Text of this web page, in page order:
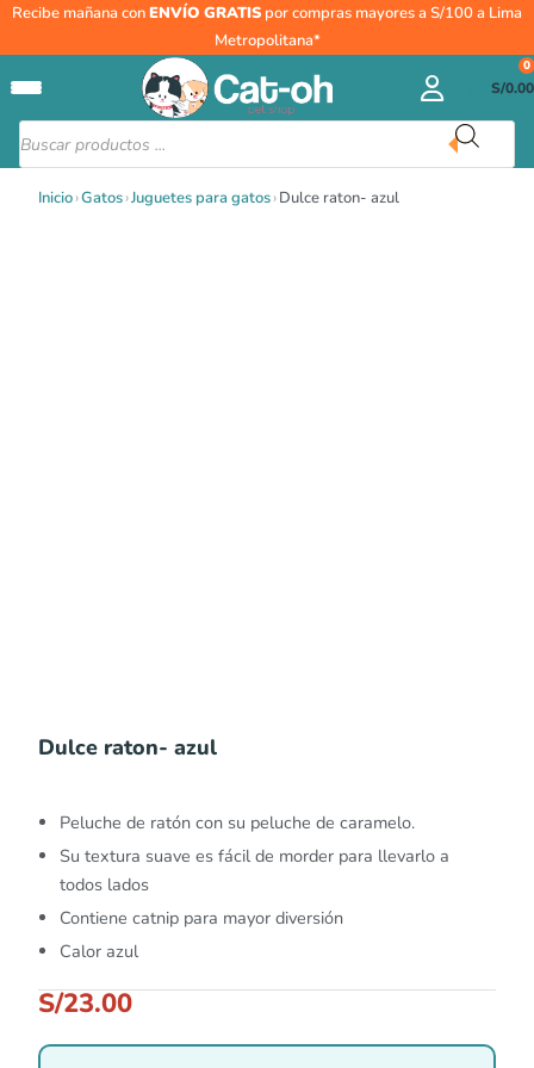
Recibe mañana conENVÍO GRATIS por compras mayores a S/100 a Lima
Metropolitana*
Búsqueda
de
productos
S/0.00
0
Inicio›Gatos›Juguetes para gatos›Dulce raton- azul
Dulce raton- azul
Peluche de ratón con su peluche de caramelo.
Su textura suave es fácil de morder para llevarlo a
todos lados
Contiene catnip para mayor diversión
Calor azul
S/23.00